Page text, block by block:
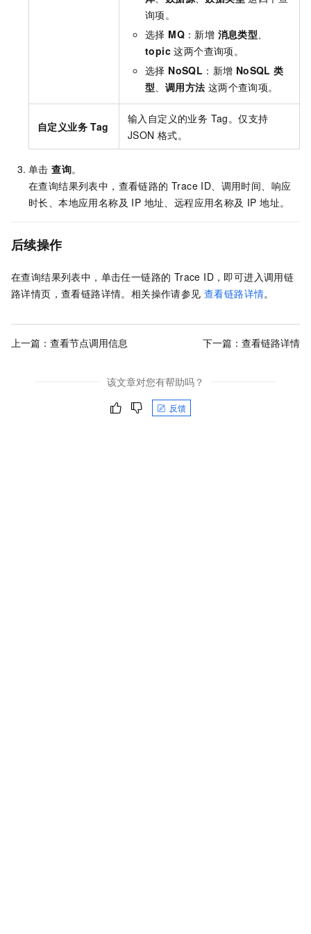
询项。
选择 MQ ：新增 消息类型、
topic 这两个查询项。
选择 NoSQL ：新增 NoSQL 类
型、 调用方法 这两个查询项。
自定义业务 Tag
输入自定义的业务 Tag。仅支持
JSON 格式。
单击查询。
在查询结果列表中，查看链路的 Trace ID、调用时间、响应
时长、本地应用名称及 IP 地址、远程应用名称及 IP 地址。
后续操作
在查询结果列表中，单击任一链路的 Trace ID，即可进入调用链
路详情页，查看链路详情。相关操作请参见 查看链路详情。
上一篇： 查看节点调用信息 下一篇： 查看链路详情
该文章对您有帮助吗？
反馈